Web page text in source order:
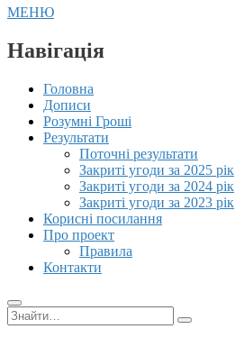
МЕНЮ
Навігація
Головна
Дописи
Розумні Гроші
Результати
Поточні результати
Закриті угоди за 2025 рік
Закриті угоди за 2024 рік
Закриті угоди за 2023 рік
Корисні посилання
Про проект
Правила
Контакти
Пошук: